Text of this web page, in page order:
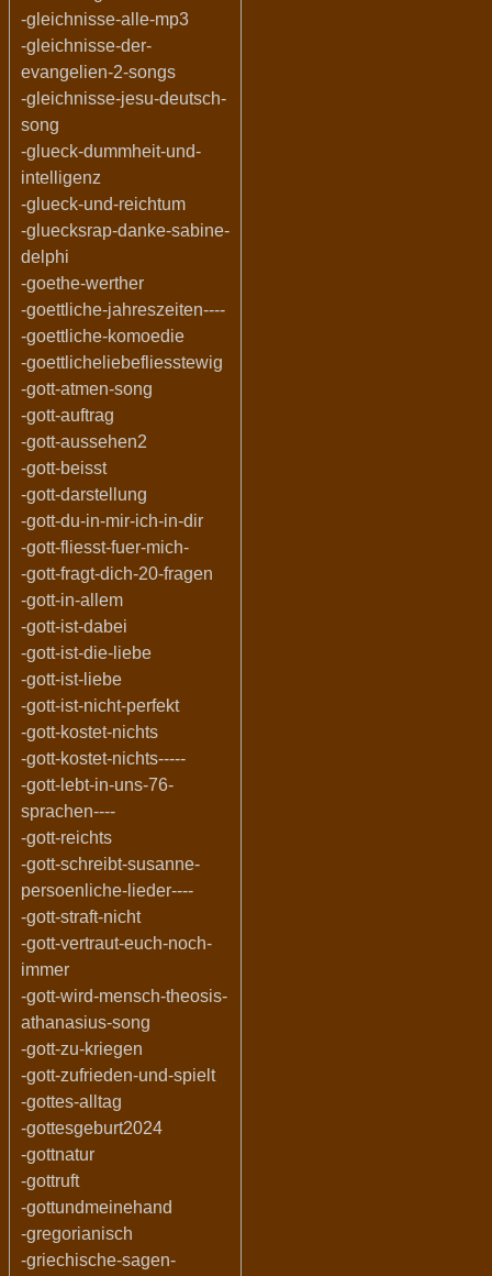
-gleichnisse-alle-mp3
-gleichnisse-der-
evangelien-2-songs
-gleichnisse-jesu-deutsch-
song
-glueck-dummheit-und-
intelligenz
-glueck-und-reichtum
-gluecksrap-danke-sabine-
delphi
-goethe-werther
-goettliche-jahreszeiten----
-goettliche-komoedie
-goettlicheliebefliesstewig
-gott-atmen-song
-gott-auftrag
-gott-aussehen2
-gott-beisst
-gott-darstellung
-gott-du-in-mir-ich-in-dir
-gott-fliesst-fuer-mich-
-gott-fragt-dich-20-fragen
-gott-in-allem
-gott-ist-dabei
-gott-ist-die-liebe
-gott-ist-liebe
-gott-ist-nicht-perfekt
-gott-kostet-nichts
-gott-kostet-nichts-----
-gott-lebt-in-uns-76-
sprachen----
-gott-reichts
-gott-schreibt-susanne-
persoenliche-lieder----
-gott-straft-nicht
-gott-vertraut-euch-noch-
immer
-gott-wird-mensch-theosis-
athanasius-song
-gott-zu-kriegen
-gott-zufrieden-und-spielt
-gottes-alltag
-gottesgeburt2024
-gottnatur
-gottruft
-gottundmeinehand
-gregorianisch
-griechische-sagen-